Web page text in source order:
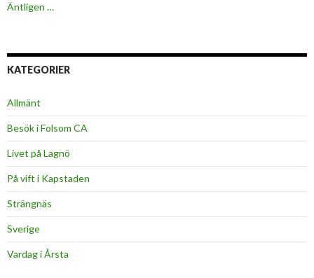
Äntligen …
KATEGORIER
Allmänt
Besök i Folsom CA
Livet på Lagnö
På vift i Kapstaden
Strängnäs
Sverige
Vardag i Årsta